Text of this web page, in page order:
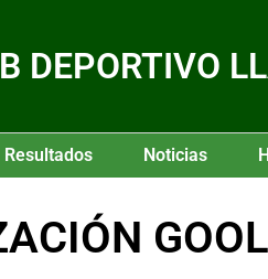
DEPORTIVO
Resultados Noticias